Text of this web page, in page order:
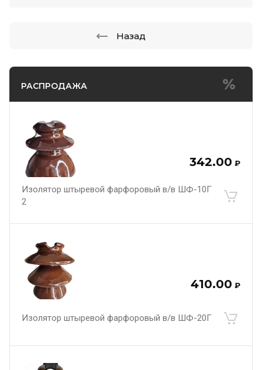
РАСПРОДАЖА
342.00 ₽
Изолятор штыревой фарфоровый в/в ШФ-10Г
2
410.00 ₽
Изолятор штыревой фарфоровый в/в ШФ-20Г
Назад